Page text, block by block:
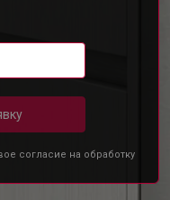
согласие на обработку